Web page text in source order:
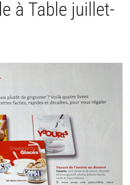
à Table juillet-